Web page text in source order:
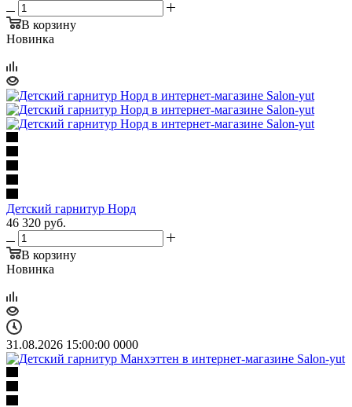
В корзину
Новинка
Детский гарнитур Норд
46 320 руб.
В корзину
Новинка
31.08.2026 15:00:00 0000